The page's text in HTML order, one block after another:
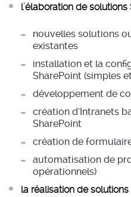
l'élaboration de solutions
nouvelles solutions
existantes
installation et la
SharePoint (simples
développement de
création d'Intranets
SharePoint
création de
automatisation de
opérationnels)
la réalisation de